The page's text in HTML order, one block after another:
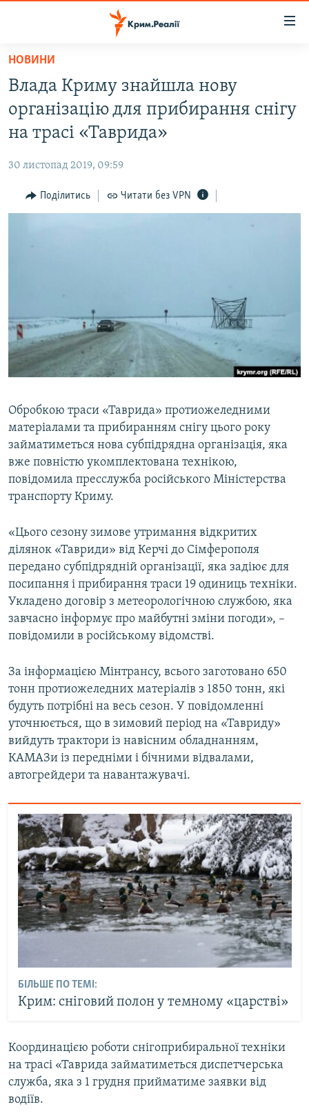
Перейти
основного
матеріалу
Перейти
до
основної
Перейти
до
ВОДА.КРИМ
ВІДЕО ТА ФОТО
БЛОГИ
ПОГЛЯД
ВІДЕОУРОКИ «ELIFBE»
СВІДЧЕННЯ ОКУПАЦІЇ
УКРАЇНСЬКА ПРОБЛЕМА КРИМУ
Русский
Qırımtatar
Усі сайти RFE/RL
НОВИНИ
Влада Криму знайшла нову
організацію для прибирання снігу
на трасі «Таврида»
30 листопад 2019, 09:59
Поділитись Читати без VPN
Обробкою траси «Таврида» протиожеледними
матеріалами та прибиранням снігу цього року
займатиметься нова субпідрядна організація, яка
вже повністю укомплектована технікою,
повідомила пресслужба російського Міністерства
транспорту Криму.
«Цього сезону зимове утримання відкритих
ділянок «Тавриди» від Керчі до Сімферополя
передано субпідрядній організації, яка задіює для
посипання і прибирання траси 19 одиниць техніки.
Укладено договір з метеорологічною службою, яка
завчасно інформує про майбутні зміни погоди», –
повідомили в російському відомстві.
За інформацією Мінтрансу, всього заготовано 650
тонн протиожеледних матеріалів з 1850 тонн, які
будуть потрібні на весь сезон. У повідомленні
уточнюється, що в зимовий період на «Тавриду»
вийдуть трактори із навісним обладнанням,
КАМАЗи із передніми і бічними відвалами,
автогрейдери та навантажувачі.
БІЛЬШЕ ПО ТЕМІ:
Крим: сніговий полон у темному «царстві»
Координацією роботи снігоприбиральної техніки
на трасі «Таврида займатиметься диспетчерська
служба, яка з 1 грудня прийматиме заявки від
водіїв.